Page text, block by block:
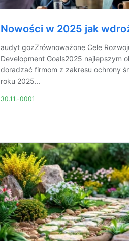
Nowości w 2025 jak
audyt gozZrównoważone Cele
Development Goals2025 najlepszym
doradzać firmom z zakresu ochrony
roku 2025...
30.11.-0001